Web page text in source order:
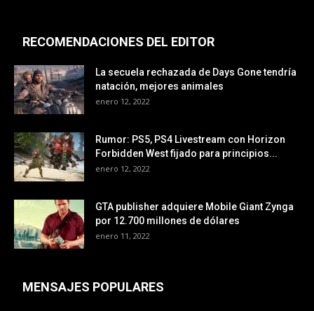
RECOMENDACIONES DEL EDITOR
La secuela rechazada de Days Gone tendría
natación, mejores animales
enero 12, 2022
Rumor: PS5, PS4 Livestream con Horizon
Forbidden West fijado para principios...
enero 12, 2022
GTA publisher adquiere Mobile Giant Zynga
por 12.700 millones de dólares
enero 11, 2022
MENSAJES POPULARES